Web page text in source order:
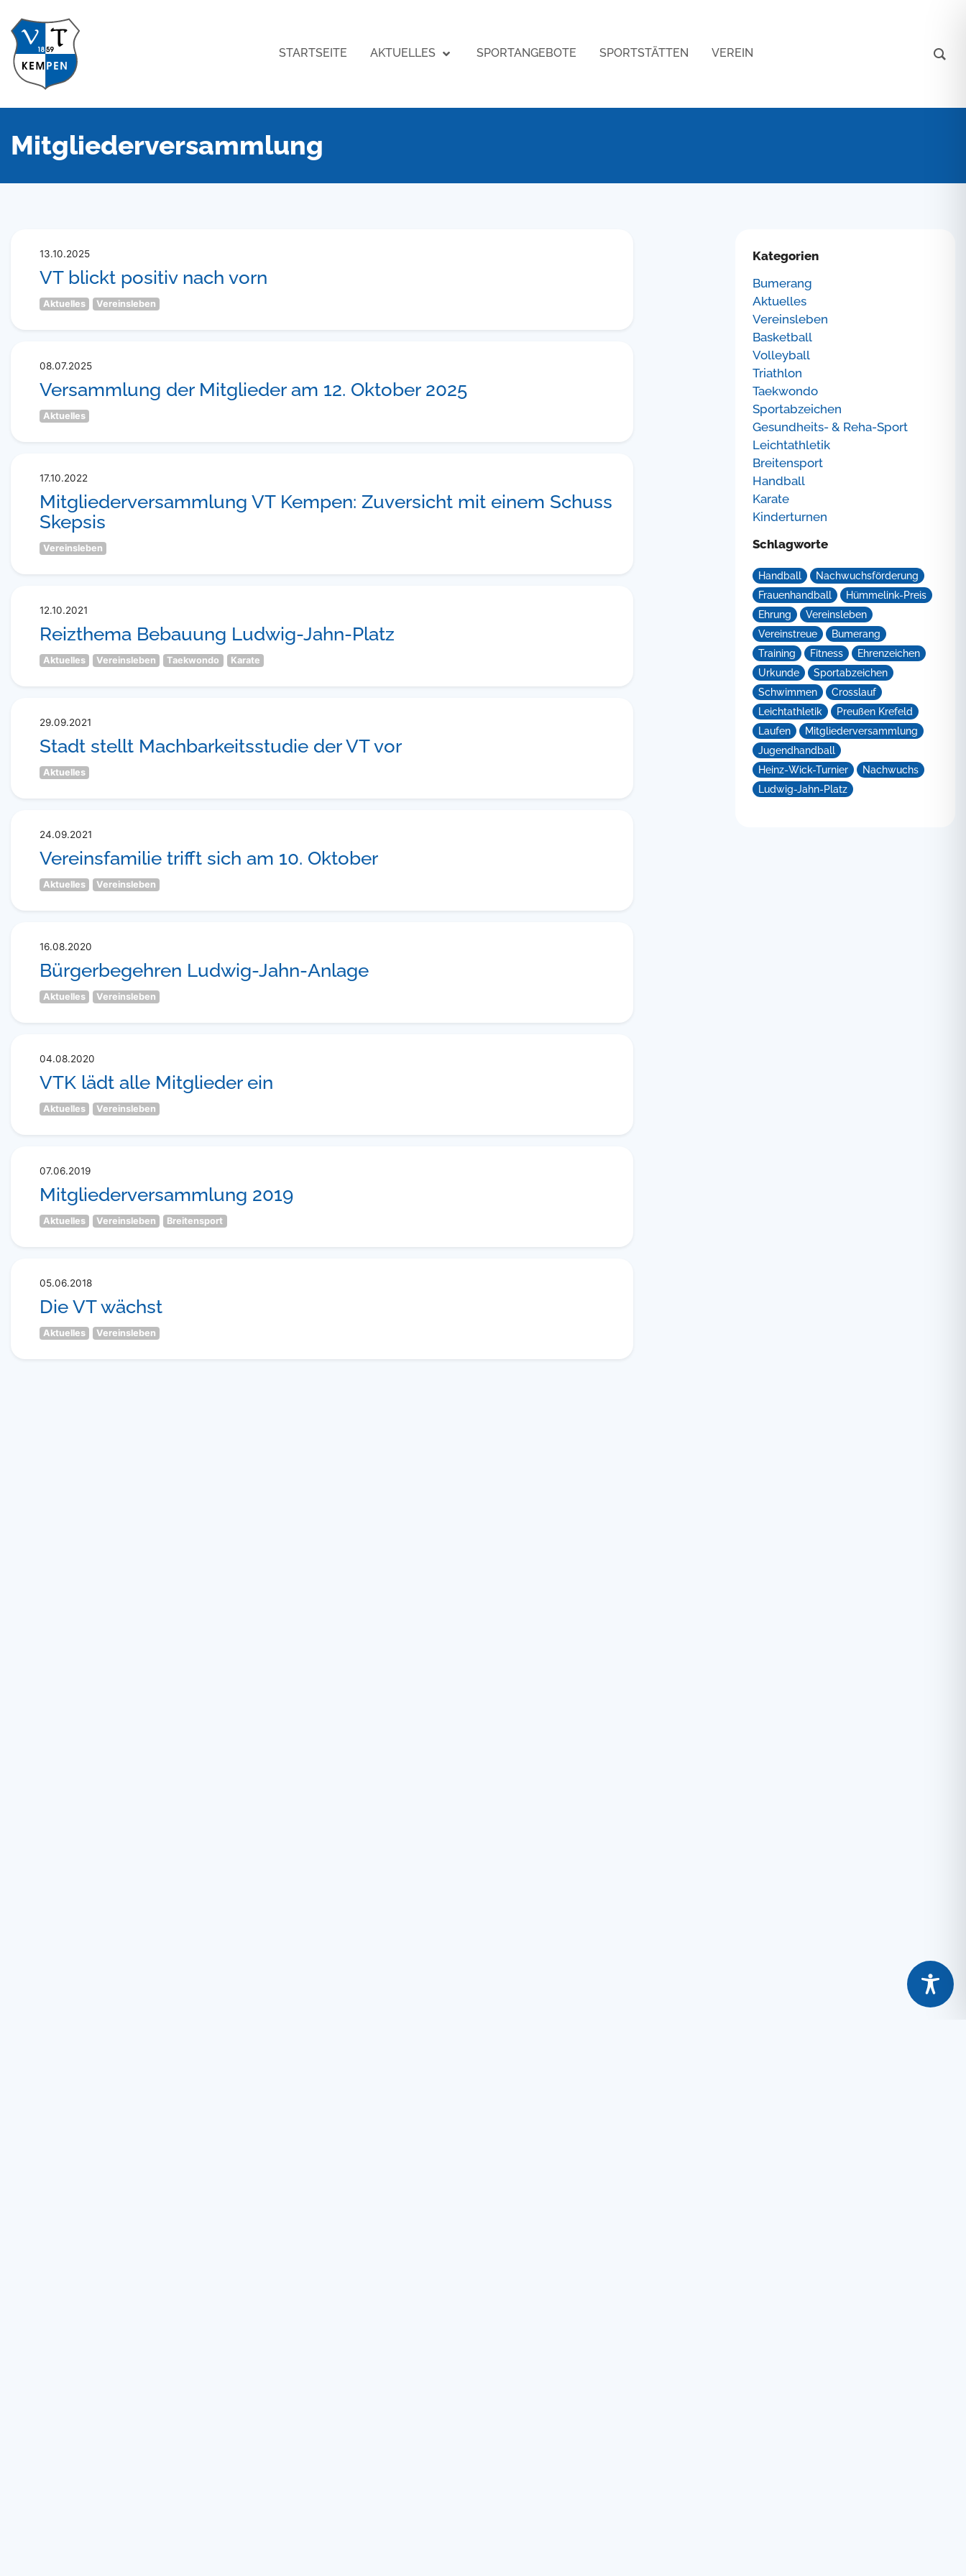
STARTSEITE AKTUELLES SPORTANGEBOTE SPORTSTÄTTEN VEREIN
Mitgliederversammlung
13.10.2025
VT blickt positiv nach vorn
Aktuelles Vereinsleben
08.07.2025
Versammlung der Mitglieder am 12. Oktober 2025
Aktuelles
17.10.2022
Mitgliederversammlung VT Kempen: Zuversicht mit einem Schuss
Skepsis
Vereinsleben
12.10.2021
Reizthema Bebauung Ludwig-Jahn-Platz
Aktuelles Vereinsleben Taekwondo Karate
29.09.2021
Stadt stellt Machbarkeitsstudie der VT vor
Aktuelles
24.09.2021
Vereinsfamilie trifft sich am 10. Oktober
Aktuelles Vereinsleben
16.08.2020
Bürgerbegehren Ludwig-Jahn-Anlage
Aktuelles Vereinsleben
04.08.2020
VTK lädt alle Mitglieder ein
Aktuelles Vereinsleben
07.06.2019
Mitgliederversammlung 2019
Aktuelles Vereinsleben Breitensport
05.06.2018
Die VT wächst
Aktuelles Vereinsleben
Kategorien
Bumerang
Aktuelles
Vereinsleben
Basketball
Volleyball
Triathlon
Taekwondo
Sportabzeichen
Gesundheits- & Reha-Sport
Leichtathletik
Breitensport
Handball
Karate
Kinderturnen
Schlagworte
Handball
Nachwuchsförderung
Frauenhandball
Hümmelink-Preis
Ehrung
Vereinsleben
Vereinstreue
Bumerang
Training
Fitness
Ehrenzeichen
Urkunde
Sportabzeichen
Schwimmen
Crosslauf
Leichtathletik
Preußen Krefeld
Laufen
Mitgliederversammlung
Jugendhandball
Heinz-Wick-Turnier
Nachwuchs
Ludwig-Jahn-Platz